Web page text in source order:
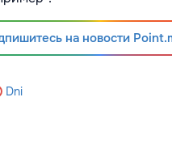
на новости
Dni